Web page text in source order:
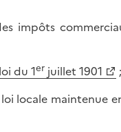
impôts
loi du 1er juillet 1901
;
locale maintenue